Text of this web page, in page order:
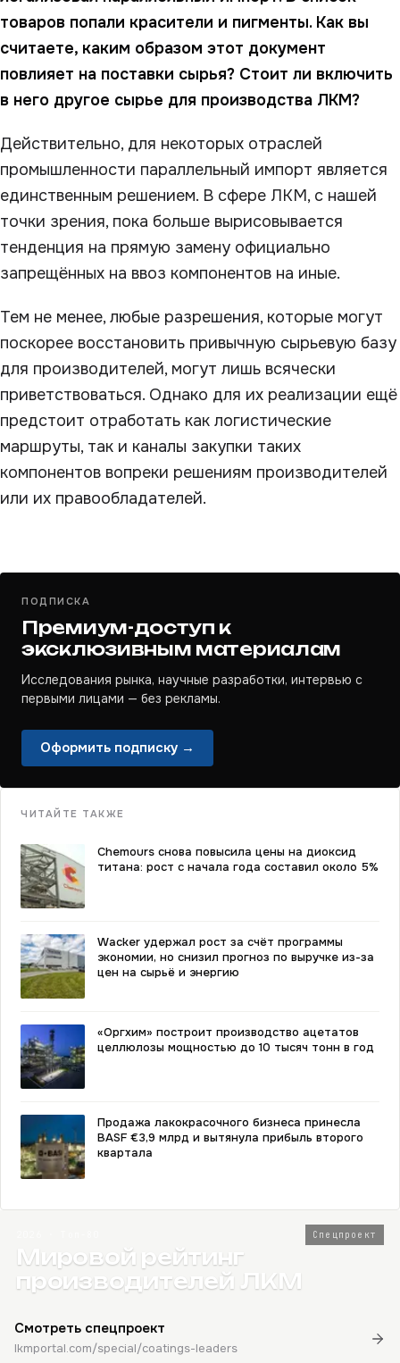
товаров попали красители и пигменты. Как вы
считаете, каким образом этот документ
повлияет на поставки сырья? Стоит ли включить
в него другое сырье для производства ЛКМ?
Действительно, для некоторых отраслей
промышленности параллельный импорт является
единственным решением. В сфере ЛКМ, с нашей
точки зрения, пока больше вырисовывается
тенденция на прямую замену официально
запрещённых на ввоз компонентов на иные.
Тем не менее, любые разрешения, которые могут
поскорее восстановить привычную сырьевую базу
для производителей, могут лишь всячески
приветствоваться. Однако для их реализации ещё
предстоит отработать как логистические
маршруты, так и каналы закупки таких
компонентов вопреки решениям производителей
или их правообладателей.
ПОДПИСКА
Премиум-доступ к
эксклюзивным материалам
Исследования рынка, научные разработки, интервью с
первыми лицами — без рекламы.
Оформить подписку →
ЧИТАЙТЕ ТАКЖЕ
Chemours снова повысила цены на диоксид
титана: рост с начала года составил около 5%
Wacker удержал рост за счёт программы
экономии, но снизил прогноз по выручке из-за
цен на сырьё и энергию
«Оргхим» построит производство ацетатов
целлюлозы мощностью до 10 тысяч тонн в год
Продажа лакокрасочного бизнеса принесла
BASF €3,9 млрд и вытянула прибыль второго
квартала
Спецпроект
Мировой рейтинг
производителей ЛКМ
Смотреть спецпроект
lkmportal.com/special/coatings-leaders